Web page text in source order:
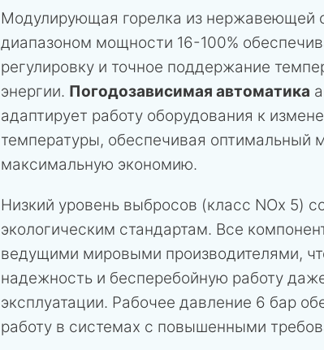
Модулирующая горелка из нержавеющей
диапазоном мощности 16-100%
регулировку и точное поддержание
энергии. Погодозависимая автоматика
адаптирует работу оборудования к
температуры, обеспечивая оптимальный
максимальную экономию.
Низкий уровень выбросов (класс NOx 5)
экологическим стандартам. Все
ведущими мировыми производителями,
надежность и бесперебойную работу
эксплуатации. Рабочее давление 6 бар
работу в системах с повышенными